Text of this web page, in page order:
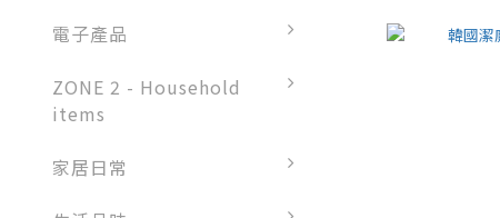
電子產品
ZONE 2 - Household
items
家居日常